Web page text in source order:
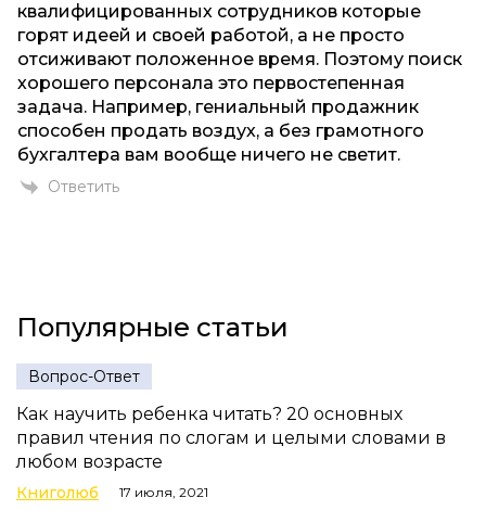
квалифицированных сотрудников которые
горят идеей и своей работой, а не просто
отсиживают положенное время. Поэтому поиск
хорошего персонала это первостепенная
задача. Например, гениальный продажник
способен продать воздух, а без грамотного
бухгалтера вам вообще ничего не светит.
Ответить
Популярные статьи
Вопрос-Ответ
Как научить ребенка читать? 20 основных
правил чтения по слогам и целыми словами в
любом возрасте
Книголюб 17 июля, 2021